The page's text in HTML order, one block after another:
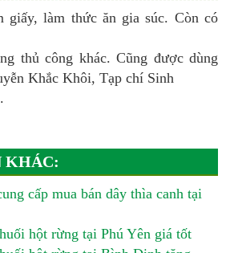
giấy, làm thức ăn gia súc. Còn có
thủ công khác. Cũng được dùng
Khắc Khôi, Tạp chí Sinh
KHÁC:
cấp mua bán dây thìa canh tại
hột rừng tại Phú Yên giá tốt